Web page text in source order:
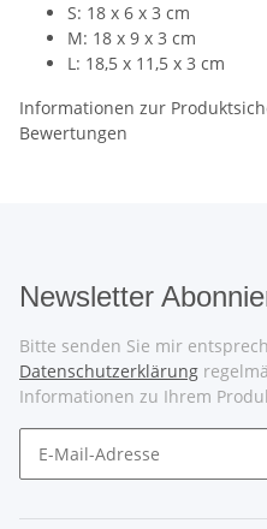
S: 18 x 6 x 3 cm
M: 18 x 9 x 3 cm
L: 18,5 x 11,5 x 3 cm
Informationen zur
Bewertungen
Newsletter
Bitte senden Sie mir
Datenschutzerklärung
Informationen zu Ihrem